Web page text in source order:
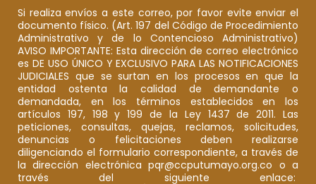
Si realiza envíos a este correo, por favor evite enviar el
documento físico. (Art. 197 del Código de Procedimiento
Administrativo y de lo Contencioso Administrativo)
AVISO IMPORTANTE: Esta dirección de correo electrónico
es DE USO ÚNICO Y EXCLUSIVO PARA LAS NOTIFICACIONES
JUDICIALES que se surtan en los procesos en que la
entidad ostenta la calidad de demandante o
demandada, en los términos establecidos en los
artículos 197, 198 y 199 de la Ley 1437 de 2011. Las
peticiones, consultas, quejas, reclamos, solicitudes,
denuncias o felicitaciones deben realizarse
diligenciando el formulario correspondiente, a través de
la dirección electrónica pqr@ccputumayo.org.co o a
través del siguiente enlace: